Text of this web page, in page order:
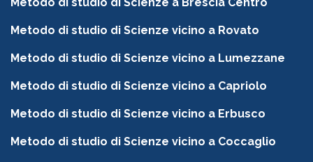
Metodo di studio di Scienze vicino a Rovato
Metodo di studio di Scienze vicino a Lumezzane
Metodo di studio di Scienze vicino a Capriolo
Metodo di studio di Scienze vicino a Erbusco
Metodo di studio di Scienze vicino a Coccaglio